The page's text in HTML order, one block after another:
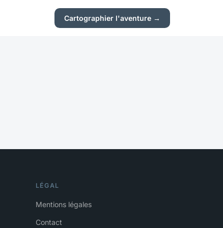
Cartographier l'aventure →
LÉGAL
Mentions légales
Contact